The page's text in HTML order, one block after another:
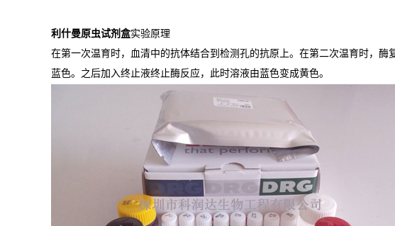
利什曼原虫试剂盒实验原理
在第一次温育时，血清中的抗体结合到检测孔的抗原上。在第二次温育时，
蓝色。之后加入终止液终止酶反应，此时溶液由蓝色变成黄色。